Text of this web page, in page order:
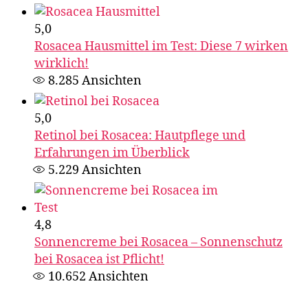
5,0
Rosacea Hausmittel im Test: Diese 7 wirken
wirklich!
8.285 Ansichten
5,0
Retinol bei Rosacea: Hautpflege und
Erfahrungen im Überblick
5.229 Ansichten
4,8
Sonnencreme bei Rosacea – Sonnenschutz
bei Rosacea ist Pflicht​!
10.652 Ansichten